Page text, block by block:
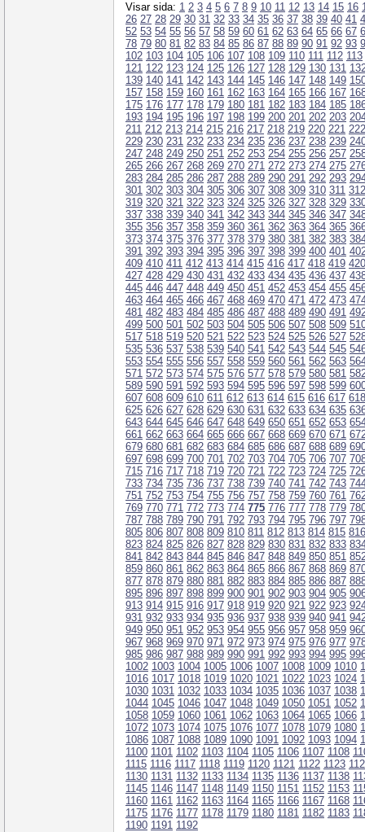
Visar sida: 1 2 3 4 5 6 7 8 9 10 11 12 13 14 15 16
26 27 28 29 30 31 32 33 34 35 36 37 38 39 40 41
52 53 54 55 56 57 58 59 60 61 62 63 64 65 66 67
78 79 80 81 82 83 84 85 86 87 88 89 90 91 92 93
102 103 104 105 106 107 108 109 110 111 112 113
121 122 123 124 125 126 127 128 129 130 131
139 140 141 142 143 144 145 146 147 148 149
157 158 159 160 161 162 163 164 165 166 167
175 176 177 178 179 180 181 182 183 184 185
193 194 195 196 197 198 199 200 201 202 203
211 212 213 214 215 216 217 218 219 220 221 222
229 230 231 232 233 234 235 236 237 238 239
247 248 249 250 251 252 253 254 255 256 257
265 266 267 268 269 270 271 272 273 274 275
283 284 285 286 287 288 289 290 291 292 293
301 302 303 304 305 306 307 308 309 310 311 312
319 320 321 322 323 324 325 326 327 328 329
337 338 339 340 341 342 343 344 345 346 347
355 356 357 358 359 360 361 362 363 364 365
373 374 375 376 377 378 379 380 381 382 383
391 392 393 394 395 396 397 398 399 400 401
409 410 411 412 413 414 415 416 417 418 419 420
427 428 429 430 431 432 433 434 435 436 437
445 446 447 448 449 450 451 452 453 454 455
463 464 465 466 467 468 469 470 471 472 473
481 482 483 484 485 486 487 488 489 490 491
499 500 501 502 503 504 505 506 507 508 509
517 518 519 520 521 522 523 524 525 526 527
535 536 537 538 539 540 541 542 543 544 545
553 554 555 556 557 558 559 560 561 562 563
571 572 573 574 575 576 577 578 579 580 581
589 590 591 592 593 594 595 596 597 598 599
607 608 609 610 611 612 613 614 615 616 617 618
625 626 627 628 629 630 631 632 633 634 635
643 644 645 646 647 648 649 650 651 652 653
661 662 663 664 665 666 667 668 669 670 671
679 680 681 682 683 684 685 686 687 688 689
697 698 699 700 701 702 703 704 705 706 707
715 716 717 718 719 720 721 722 723 724 725
733 734 735 736 737 738 739 740 741 742 743
751 752 753 754 755 756 757 758 759 760 761
769 770 771 772 773 774 775 776 777 778 779
787 788 789 790 791 792 793 794 795 796 797
805 806 807 808 809 810 811 812 813 814 815 816
823 824 825 826 827 828 829 830 831 832 833
841 842 843 844 845 846 847 848 849 850 851
859 860 861 862 863 864 865 866 867 868 869
877 878 879 880 881 882 883 884 885 886 887
895 896 897 898 899 900 901 902 903 904 905
913 914 915 916 917 918 919 920 921 922 923
931 932 933 934 935 936 937 938 939 940 941
949 950 951 952 953 954 955 956 957 958 959
967 968 969 970 971 972 973 974 975 976 977
985 986 987 988 989 990 991 992 993 994 995
1002 1003 1004 1005 1006 1007 1008 1009 1010
1016 1017 1018 1019 1020 1021 1022 1023 1024
1030 1031 1032 1033 1034 1035 1036 1037 1038
1044 1045 1046 1047 1048 1049 1050 1051 1052
1058 1059 1060 1061 1062 1063 1064 1065 1066
1072 1073 1074 1075 1076 1077 1078 1079 1080
1086 1087 1088 1089 1090 1091 1092 1093 1094
1100 1101 1102 1103 1104 1105 1106 1107 1108
1115 1116 1117 1118 1119 1120 1121 1122 1123
1130 1131 1132 1133 1134 1135 1136 1137 1138
1145 1146 1147 1148 1149 1150 1151 1152 1153
1160 1161 1162 1163 1164 1165 1166 1167 1168
1175 1176 1177 1178 1179 1180 1181 1182 1183
1190 1191 1192